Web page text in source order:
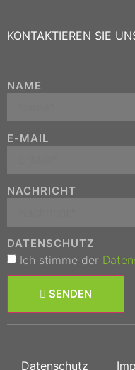
KONTAKTIEREN SIE
NAME
E-MAIL
NACHRICHT
DATENSCHUTZ
Ich stimme der
SENDEN
Datenschutz